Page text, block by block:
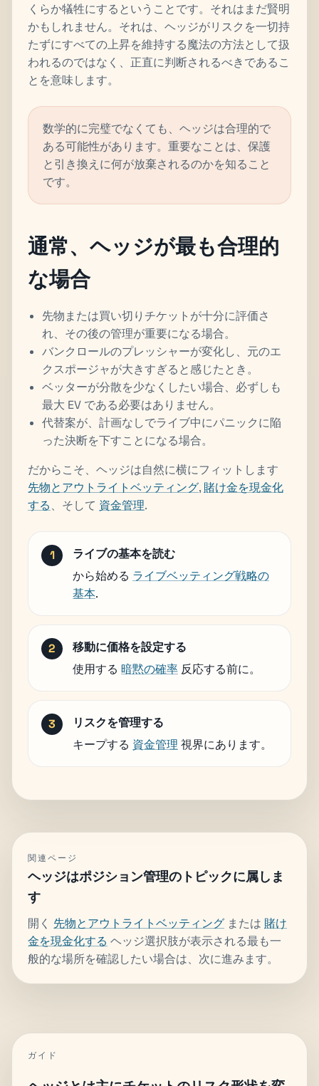
くらか犠牲にするということです。それはまだ賢明
かもしれません。それは、ヘッジがリスクを一切持
たずにすべての上昇を維持する魔法の方法として扱
われるのではなく、正直に判断されるべきであるこ
とを意味します。
数学的に完璧でなくても、ヘッジは合理的で
ある可能性があります。重要なことは、保護
と引き換えに何が放棄されるのかを知ること
です。
通常、ヘッジが最も合理的
な場合
先物または買い切りチケットが十分に評価さ
れ、その後の管理が重要になる場合。
バンクロールのプレッシャーが変化し、元のエ
クスポージャが大きすぎると感じたとき。
ベッターが分散を少なくしたい場合、必ずしも
最大 EV である必要はありません。
代替案が、計画なしでライブ中にパニックに陥
った決断を下すことになる場合。
だからこそ、ヘッジは自然に横にフィットします
先物とアウトライトベッティング, 賭け金を現金化
する、そして 資金管理.
ライブの基本を読む
から始める ライブベッティング戦略の
基本.
移動に価格を設定する
使用する 暗黙の確率 反応する前に。
リスクを管理する
キープする 資金管理 視界にあります。
関連ページ
ヘッジはポジション管理のトピックに属しま
す
開く 先物とアウトライトベッティング または 賭け
金を現金化する ヘッジ選択肢が表示される最も一
般的な場所を確認したい場合は、次に進みます。
ガイド